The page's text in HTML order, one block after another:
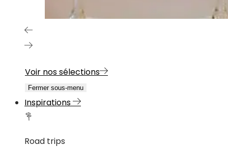
Voir nos sélections
Fermer sous-menu
Inspirations
Road trips